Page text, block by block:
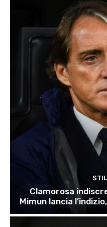
Clamorosa
Mimun lancia